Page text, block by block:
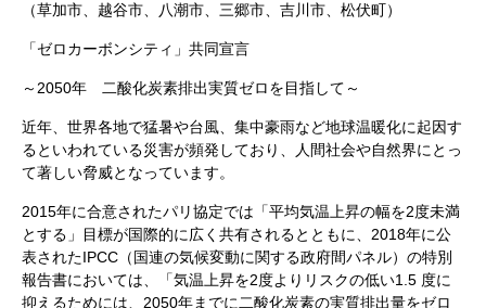
（草加市、越谷市、八潮市、三郷市、吉川市、松伏町）
「ゼロカーボンシティ」共同宣言
～2050年 二酸化炭素排出実質ゼロを目指して～
近年、世界各地で猛暑や台風、集中豪雨など地球温暖化に起因す
るといわれている災害が頻発しており、人間社会や自然界にとっ
て著しい脅威となっています。
2015年に合意されたパリ協定では「平均気温上昇の幅を2度未満
とする」目標が国際的に広く共有されるとともに、2018年に公
表されたIPCC（国連の気候変動に関する政府間パネル）の特別
報告書においては、「気温上昇を2度よりリスクの低い1.5 度に
抑えるためには、2050年までに二酸化炭素の実質排出量をゼロ